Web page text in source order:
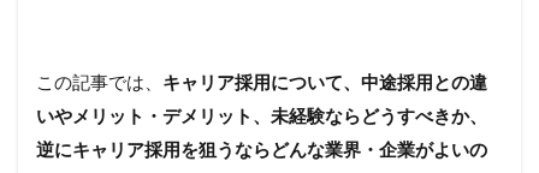
この記事では、 キャリア採用について、中途採用との違
いやメリット・デメリット、未経験ならどうすべきか、
逆にキャリア採用を狙うならどんな業界・企業がよいの